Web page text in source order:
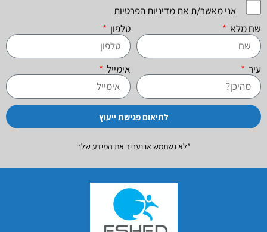
אני מאשר/ת את מדיניות הפרטיות
שם מלא
טלפון
עיר אימייל
לתיאום פגישת ייעוץ
*לא נשתמש או נעביר את המידע שלך